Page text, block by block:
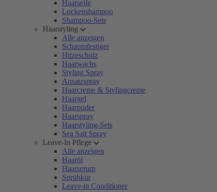
Haarseife
Lockenshampoo
Shampoo-Sets
Haarstyling
Alle anzeigen
Schaumfestiger
Hitzeschutz
Haarwachs
Styling Spray
Ansatzspray
Haarcreme & Stylingcreme
Haargel
Haarpuder
Haarspray
Haarstyling-Sets
Sea Salt Spray
Leave-In Pflege
Alle anzeigen
Haaröl
Haarserum
Sprühkur
Leave-in Conditioner